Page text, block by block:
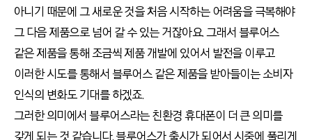
아니기 때문에 그 새로운 것을 처음 시작하는 어려움을 극복해야
그 다음 제품으로 넘어 갈 수 있는 거잖아요. 그래서 블루어스
같은 제품을 통해 조금씩 제품 개발에 있어서 발전을 이루고
이러한 시도를 통해서 블루어스 같은 제품을 받아들이는 소비자
인식의 변화도 기대를 하겠죠.
그러한 의미에서 블루어스라는 친환경 휴대폰이 더 큰 의미를
갖게 되는 것 같습니다. 블루어스가 출시가 되어서 시중에 풀리게